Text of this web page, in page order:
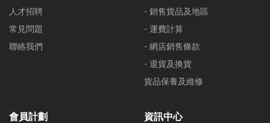
人才招聘
常見問題
聯絡我們
- 銷售貨品及地區
- 運費計算
- 網店銷售條款
- 退貨及換貨
貨品保養及維修
會員計劃 資訊中心